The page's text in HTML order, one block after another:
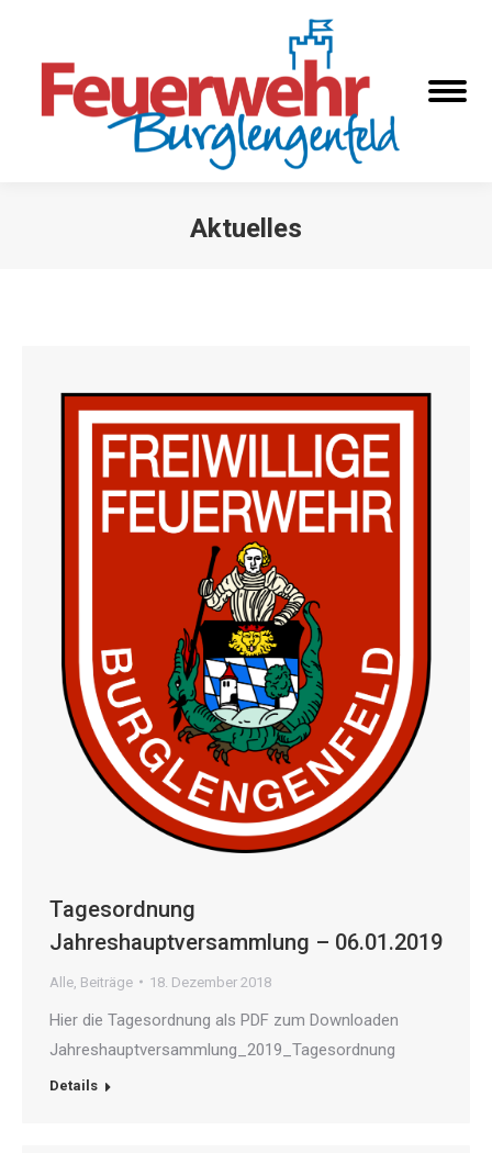
Aktuelles
Tagesordnung
Jahreshauptversammlung – 06.01.2019
Alle Beiträge 18. Dezember 2018
Hier die Tagesordnung als PDF zum Downloaden
Jahreshauptversammlung_2019_Tagesordnung
Details